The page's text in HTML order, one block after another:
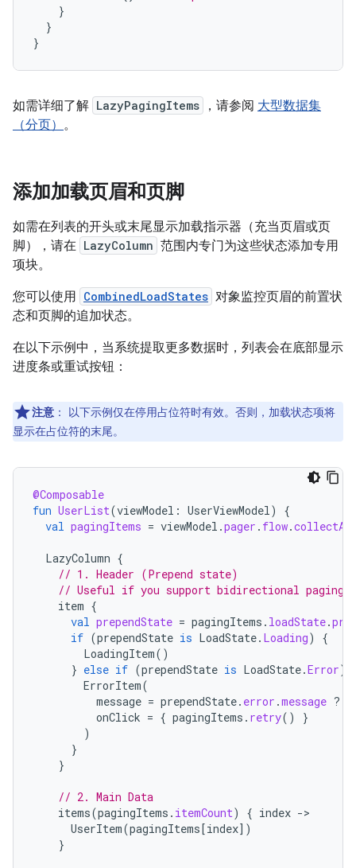
}
}
}
如需详细了解 LazyPagingItems ，请参阅 大型数据集
（分页） 。
添加加载页眉和页脚
如需在列表的开头或末尾显示加载指示器（充当页眉或页
脚），请在 LazyColumn 范围内专门为这些状态添加专用
项块。
您可以使用 CombinedLoadStates 对象监控页眉的前置状
态和页脚的追加状态。
在以下示例中，当系统提取更多数据时，列表会在底部显示
进度条或重试按钮：
注意 ：
以下示例仅在停用占位符时有效。否则，加载状态项将
显示在占位符的末尾。
@Composable
fun UserList(viewModel : UserViewModel)
{
val pagingItems = viewModel .pager . flow.
LazyColumn {
// 1. Header (Prepend state)
// Useful if you support bidirectional paging
item {
val prependState = pagingItems . loadState.
if (prependState is LoadState. Loading)
{
LoadingItem()
} else if (prependState is LoadState.Error)
ErrorItem(
message = prependState. error .message ?:
onClick = { pagingItems . retry()
}
)
}
}
// 2. Main Data
items(pagingItems . itemCount) { index ->
UserItem(pagingItems[index] )
}